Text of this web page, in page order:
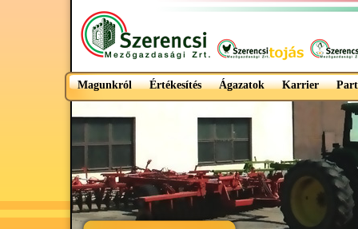
Magunkról Értékesítés Ágazatok Karrier